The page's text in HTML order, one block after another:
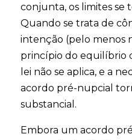
conjunta, os limites se
Quando se trata de
intenção (pelo menos
princípio do equilíbrio
lei não se aplica, e a
acordo pré-nupcial
substancial.
Embora um acordo